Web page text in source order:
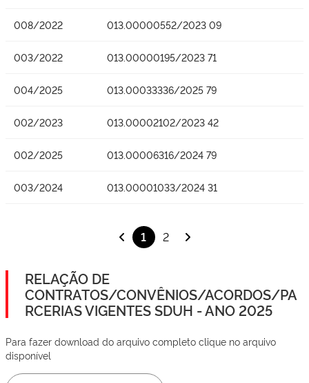
008/2022 013.00000552/2023 09
003/2022 013.00000195/2023 71
004/2025 013.00033336/2025 79
002/2023 013.00002102/2023 42
002/2025 013.00006316/2024 79
003/2024 013.00001033/2024 31
1 2
RELAÇÃO DE
CONTRATOS/CONVÊNIOS/ACORDOS/PA
RCERIAS VIGENTES SDUH - ANO 2025
Para fazer download do arquivo completo clique no arquivo
disponível